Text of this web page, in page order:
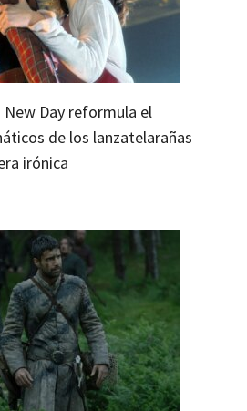
Day reformula el
de los lanzatelarañas
irónica